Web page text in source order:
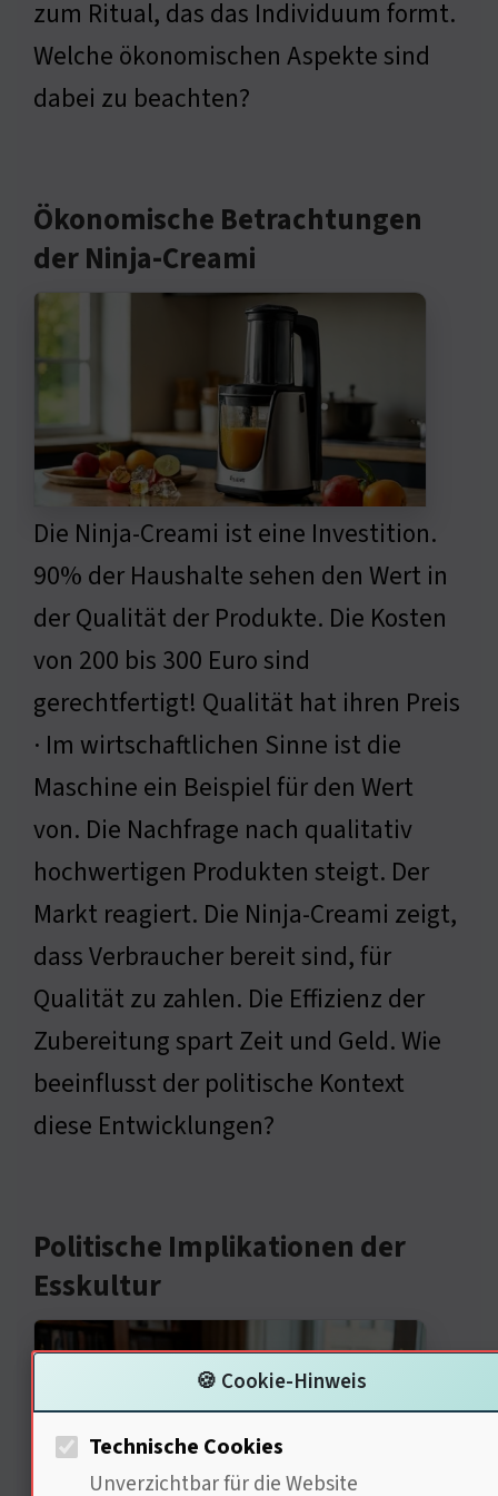
zum Ritual, das das Individuum formt.
Welche ökonomischen Aspekte sind
dabei zu beachten?
Ökonomische Betrachtungen
der Ninja-Creami
Die Ninja-Creami ist eine Investition.
90% der Haushalte sehen den Wert in
der Qualität der Produkte. Die Kosten
von 200 bis 300 Euro sind
gerechtfertigt! Qualität hat ihren Preis
· Im wirtschaftlichen Sinne ist die
Maschine ein Beispiel für den Wert
von. Die Nachfrage nach qualitativ
hochwertigen Produkten steigt. Der
Markt reagiert. Die Ninja-Creami zeigt,
dass Verbraucher bereit sind, für
Qualität zu zahlen. Die Effizienz der
Zubereitung spart Zeit und Geld. Wie
beeinflusst der politische Kontext
diese Entwicklungen?
Politische Implikationen der
Esskultur
🍪 Cookie-Hinweis
Technische Cookies
Unverzichtbar für die Website